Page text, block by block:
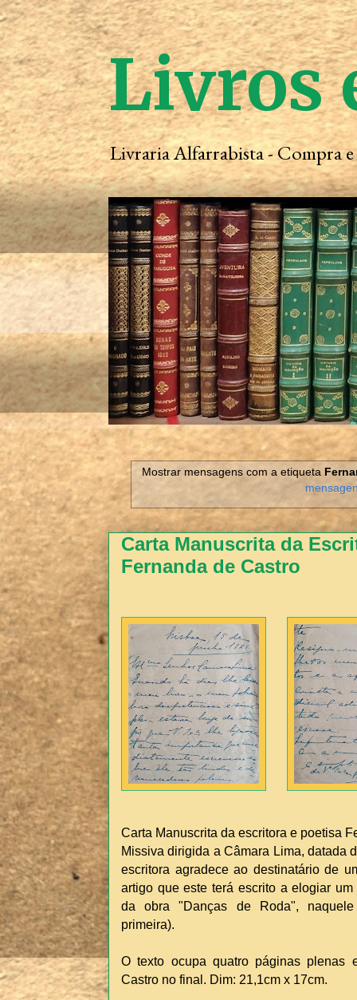
Livros
Livraria Alfarrabista - Compra
Mostrar mensagens com a etiqueta
Carta Manuscrita da
Fernanda de Castro
Carta Manuscrita da escritora e poetisa
Missiva dirigida a Câmara Lima, datada
escritora agradece ao destinatário de
artigo que este terá escrito a elogiar
da obra "Danças de Roda",
primeira).
O texto ocupa quatro páginas plenas
Castro no final. Dim: 21,1cm x 17cm.